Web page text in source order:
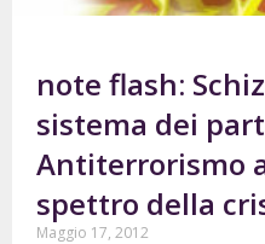
note flash:
sistema dei
Antiterrorismo
spettro della
Maggio 17, 2012